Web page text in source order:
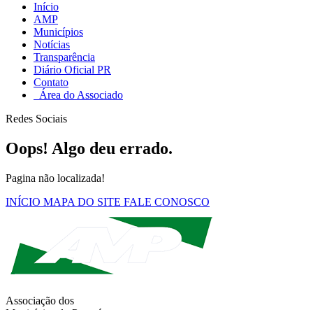
Início
AMP
Municípios
Notícias
Transparência
Diário Oficial PR
Contato
Área do Associado
Redes Sociais
Oops! Algo deu errado.
Pagina não localizada!
INÍCIO MAPA DO SITE FALE CONOSCO
Associação dos